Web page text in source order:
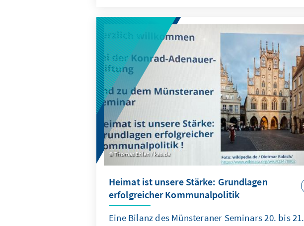
Leitfrage „Mitreden – Mitgestalten –
Mitverantworten“ kamen ehrenamtlich Engagierte
aus Räten und Fraktionen zusammen, um
Grundlagen zu vertiefen und Erfahrungen
auszutauschen.
Thomas Ehlen / kas.de
Heimat ist unsere Stärke: Grundlagen
erfolgreicher Kommunalpolitik
Eine Bilanz des Münsteraner Seminars 20. bis 21.